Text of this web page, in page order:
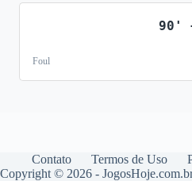
90'
Foul
Contato Termos de Uso
Copyright © 2026 -